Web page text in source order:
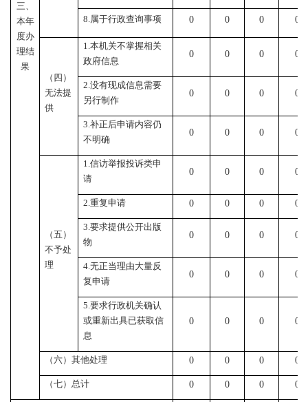
三、
本年
度办
理结
果
8.属于行政查询事项 0 0 0 0
（四）
无法提
供
1.本机关不掌握相关
政府信息
0 0 0 0
2.没有现成信息需要
另行制作
0 0 0 0
3.补正后申请内容仍
不明确
0 0 0 0
（五）
不予处
理
1.信访举报投诉类申
请
0 0 0 0
2.重复申请 0 0 0 0
3.要求提供公开出版
物
0 0 0 0
4.无正当理由大量反
复申请
0 0 0 0
5.要求行政机关确认
或重新出具已获取信
息
0 0 0 0
（六）其他处理 0 0 0 0
（七）总计 0 0 0 0